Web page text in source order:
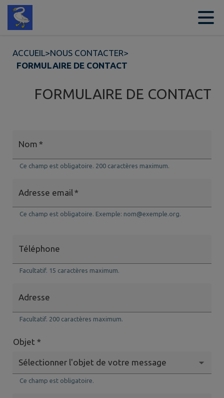
Contenu
ACCUEIL>NOUS CONTACTER>
FORMULAIRE DE CONTACT
FORMULAIRE DE CONTACT
Nom *
Ce champ est obligatoire. 200 caractères maximum.
Adresse email *
Ce champ est obligatoire. Exemple: nom@exemple.org.
Téléphone
Facultatif. 15 caractères maximum.
Adresse
Facultatif. 200 caractères maximum.
Objet *
Ce champ est obligatoire.